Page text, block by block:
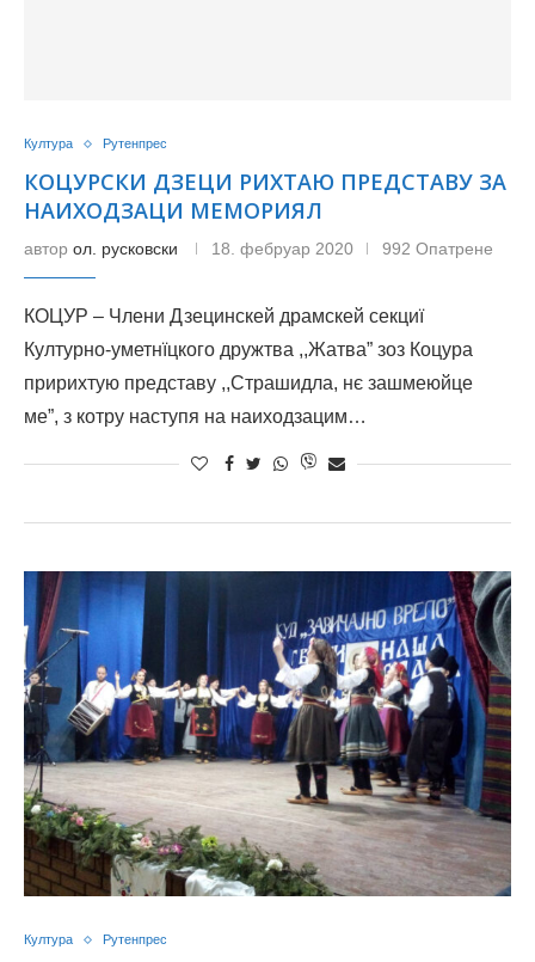
Култура Рутенпрес
КОЦУРСКИ ДЗЕЦИ РИХТАЮ ПРЕДСТАВУ ЗА
НАИХОДЗАЦИ МЕМОРИЯЛ
автор ол. русковски 18. фебруар 2020 992 Опатрене
КОЦУР – Члени Дзецинскей драмскей секциї
Културно-уметнїцкого дружтва ,,Жатва” зоз Коцура
пририхтую представу ,,Страшидла, нє зашмеюйце
ме”, з котру наступя на наиходзацим…
Култура Рутенпрес